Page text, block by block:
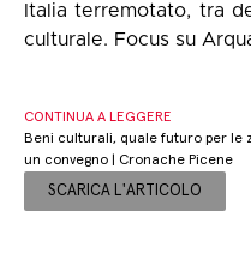
Italia terremotato, tra
culturale. Focus su
CONTINUA A LEGGERE
Beni culturali, quale futuro per le
un convegno | Cronache Picene
SCARICA L'ARTICOLO